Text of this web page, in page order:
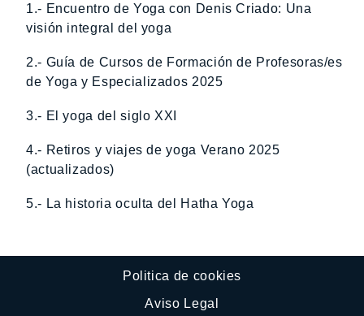
1.- Encuentro de Yoga con Denis Criado: Una
visión integral del yoga
2.- Guía de Cursos de Formación de Profesoras/es
de Yoga y Especializados 2025
3.- El yoga del siglo XXI
4.- Retiros y viajes de yoga Verano 2025
(actualizados)
5.- La historia oculta del Hatha Yoga
Politica de cookies
Aviso Legal